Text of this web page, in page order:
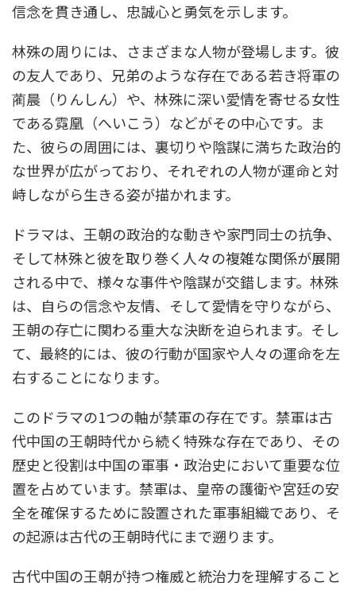
信念を貫き通し、忠誠心と勇気を示します。
林殊の周りには、さまざまな人物が登場します。彼
の友人であり、兄弟のような存在である若き将軍の
蔺晨（りんしん）や、林殊に深い愛情を寄せる女性
である霓凰（へいこう）などがその中心です。ま
た、彼らの周囲には、裏切りや陰謀に満ちた政治的
な世界が広がっており、それぞれの人物が運命と対
峙しながら生きる姿が描かれます。
ドラマは、王朝の政治的な動きや家門同士の抗争、
そして林殊と彼を取り巻く人々の複雑な関係が展開
される中で、様々な事件や陰謀が交錯します。林殊
は、自らの信念や友情、そして愛情を守りながら、
王朝の存亡に関わる重大な決断を迫られます。そし
て、最終的には、彼の行動が国家や人々の運命を左
右することになります。
このドラマの1つの軸が禁軍の存在です。禁軍は古
代中国の王朝時代から続く特殊な存在であり、その
歴史と役割は中国の軍事・政治史において重要な位
置を占めています。禁軍は、皇帝の護衛や宮廷の安
全を確保するために設置された軍事組織であり、そ
の起源は古代の王朝時代にまで遡ります。
古代中国の王朝が持つ権威と統治力を理解すること